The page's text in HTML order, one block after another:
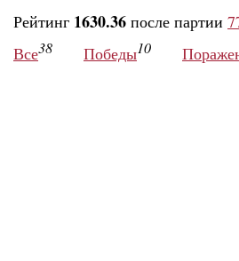
Рейтинг 1630.36 после партии
Все38 Победы10